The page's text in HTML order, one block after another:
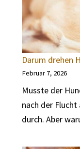
Darum drehen
Februar 7, 2026
Musste der
nach der
durch. Aber